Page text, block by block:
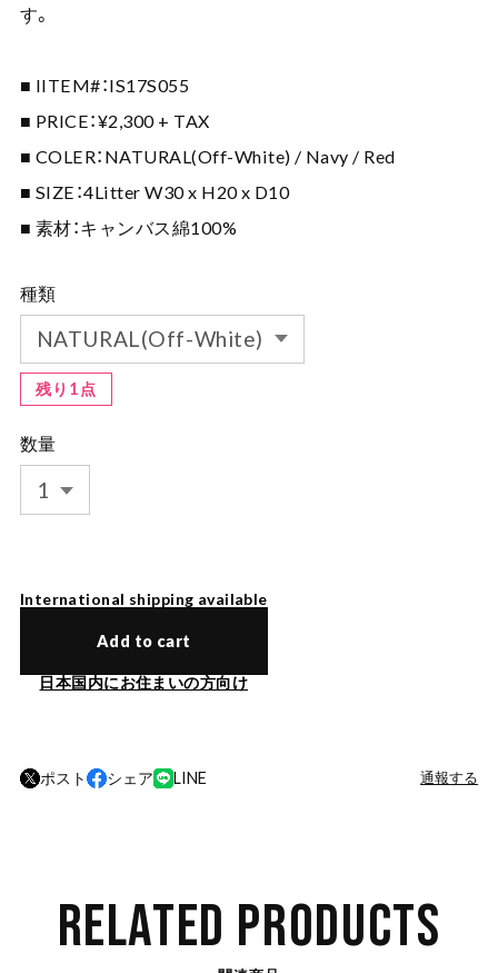
す。
■ IITEM#：IS17S055
■ PRICE：¥2,300 + TAX
■ COLER：NATURAL(Off-White) / Navy / Red
■ SIZE：4Litter W30 x H20 x D10
■ 素材：キャンバス綿100%
種類
残り1点
数量
International shipping available
Add to cart
日本国内にお住まいの方向け
ポスト シェア LINE 通報する
RELATED PRODUCTS